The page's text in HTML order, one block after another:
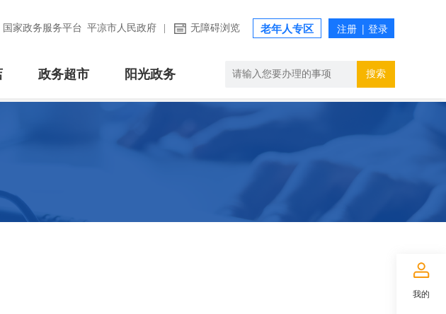
国家政务服务平台 平凉市人民政府 无障碍浏览 老年人专区
政务超市 阳光政务 搜索
我的